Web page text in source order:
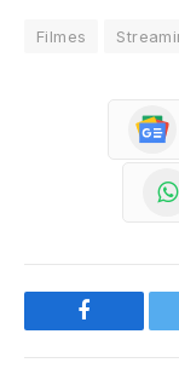
Filmes
Facebook